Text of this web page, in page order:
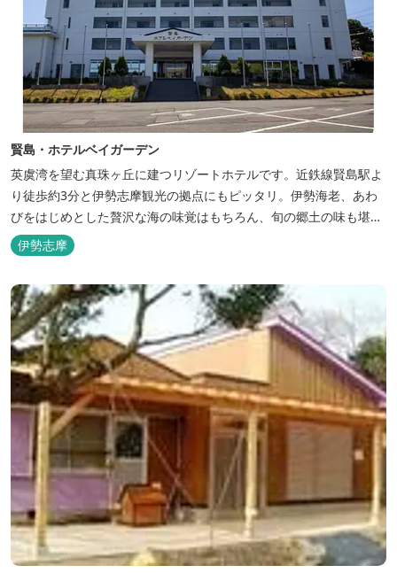
賢島・ホテルベイガーデン
英虞湾を望む真珠ヶ丘に建つリゾートホテルです。近鉄線賢島駅よ
り徒歩約3分と伊勢志摩観光の拠点にもピッタリ。伊勢海老、あわ
びをはじめとした贅沢な海の味覚はもちろん、旬の郷土の味も堪能
できます。
伊勢志摩